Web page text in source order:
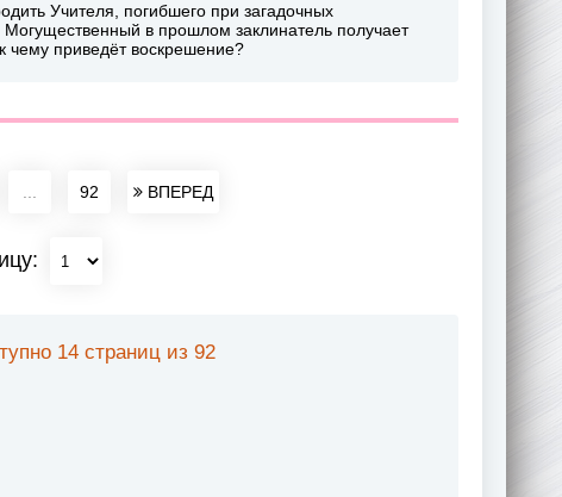
Учителя, погибшего при загадочных
в прошлом заклинатель получает
чему приведёт воскрешение?
92 ВПЕРЕД
14 страниц из 92